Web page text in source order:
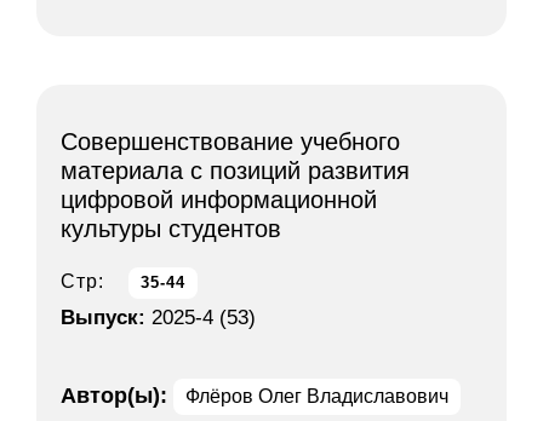
Совершенствование учебного
материала с позиций развития
цифровой информационной
культуры студентов
Стр: 35-44
Выпуск: 2025-4 (53)
Автор(ы): Флёров Олег Владиславович